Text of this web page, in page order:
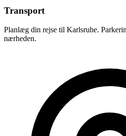
Transport
Planlæg din rejse til Karlsruhe.
nærheden.